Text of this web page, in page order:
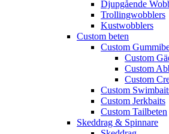
Djupgående
Trollingwobblers
Kustwobblers
Custom beten
Custom
Custom
Custom
Custom
Custom
Custom Jerkbaits
Custom Tailbeten
Skeddrag & Spinnare